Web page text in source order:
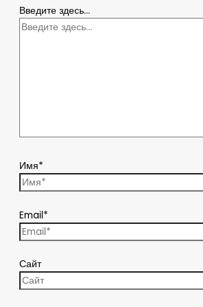
Введите здесь...
Имя*
Email*
Сайт